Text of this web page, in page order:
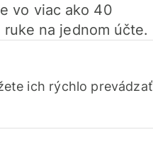
vo viac ako 40
na jednom účte.
ich rýchlo prevádzať